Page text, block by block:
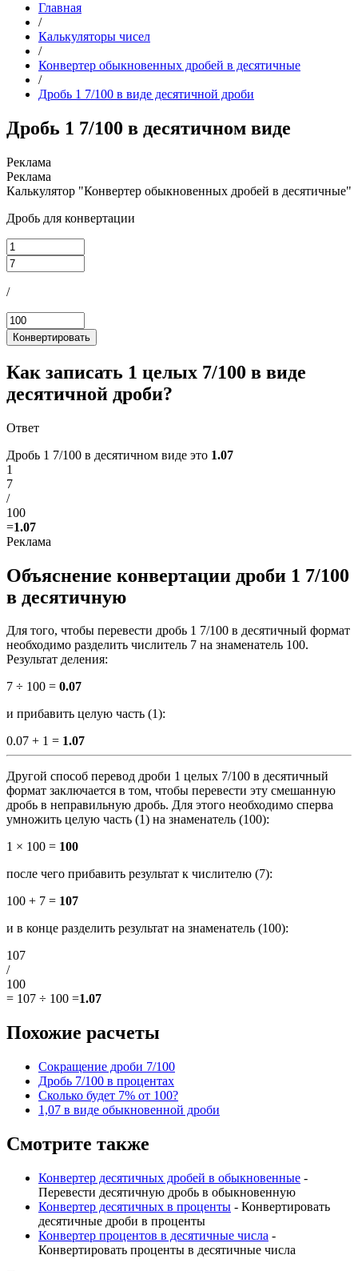
Главная
/
Калькуляторы чисел
/
Конвертер обыкновенных дробей в десятичные
/
Дробь 1 7/100 в виде десятичной дроби
Дробь 1 7/100 в десятичном виде
Калькулятор "Конвертер обыкновенных дробей в десятичные"
Дробь для конвертации
/
Конвертировать
Как записать 1 целых 7/100 в виде
десятичной дроби?
Ответ
Дробь 1 7/100 в десятичном виде это 1.07
1
7
/
100
=1.07
Объяснение конвертации дроби 1 7/100
в десятичную
Для того, чтобы перевести дробь 1 7/100 в десятичный формат
необходимо разделить числитель 7 на знаменатель 100.
Результат деления:
7 ÷ 100 = 0.07
и прибавить целую часть (1):
0.07 + 1 = 1.07
Другой способ перевод дроби 1 целых 7/100 в десятичный
формат заключается в том, чтобы перевести эту смешанную
дробь в неправильную дробь. Для этого необходимо сперва
умножить целую часть (1) на знаменатель (100):
1 × 100 = 100
после чего прибавить результат к числителю (7):
100 + 7 = 107
и в конце разделить результат на знаменатель (100):
107
/
100
= 107 ÷ 100 =1.07
Похожие расчеты
Сокращение дроби 7/100
Дробь 7/100 в процентах
Сколько будет 7% от 100?
1,07 в виде обыкновенной дроби
Смотрите также
Конвертер десятичных дробей в обыкновенные -
Перевести десятичную дробь в обыкновенную
Конвертер десятичных в проценты - Конвертировать
десятичные дроби в проценты
Конвертер процентов в десятичные числа -
Конвертировать проценты в десятичные числа